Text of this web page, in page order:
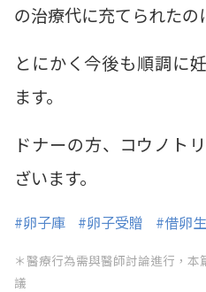
の治療代に充てられたの
とにかく今後も順調に
ます。
ドナーの方、コウノト
ざいます。
#卵子庫 #卵子受贈 #借卵
＊醫療行為需與醫師討論進行，
議